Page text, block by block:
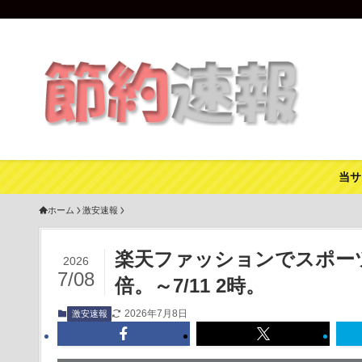
当
ホーム 激安速報
楽天ファッションでスポ
倍。～7/11 2時。
2026
7/08
激安速報 2026年7月8日